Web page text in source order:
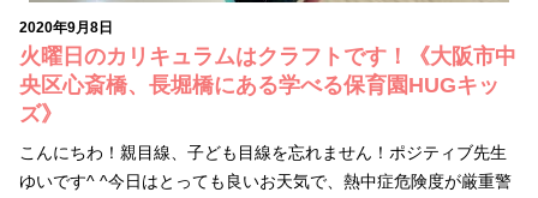
2020年9月8日
火曜日のカリキュラムはクラフトです！《大阪市中
央区心斎橋、長堀橋にある学べる保育園HUGキッ
ズ》
こんにちわ！親目線、子ども目線を忘れません！ポジティブ先生
ゆいです^ ^今日はとっても良いお天気で、熱中症危険度が厳重警